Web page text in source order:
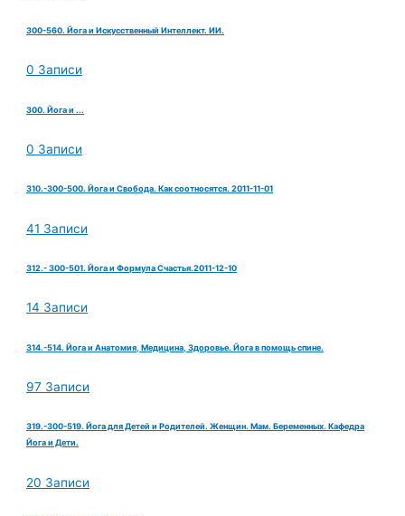
300-560. Йога и Искусственный Интеллект. ИИ.
0 Записи
300. Йога и ...
0 Записи
310.-300-500. Йога и Свобода. Как соотносятся. 2011-11-01
41 Записи
312.- 300-501. Йога и Формула Счастья.2011-12-10
14 Записи
314.-514. Йога и Анатомия, Медицина, Здоровье. Йога в помощь спине.
97 Записи
319.-300-519. Йога для Детей и Родителей. Женщин. Мам. Беременных. Кафедра
Йога и Дети.
20 Записи